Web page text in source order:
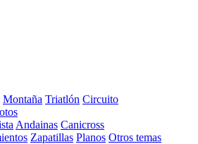
Montaña Triatlón Circuito
Andainas Canicross
Zapatillas Planos Otros temas